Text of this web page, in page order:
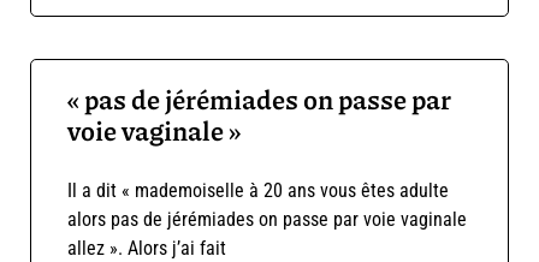
« pas de jérémiades on passe par
voie vaginale »
Il a dit « mademoiselle à 20 ans vous êtes adulte
alors pas de jérémiades on passe par voie vaginale
allez ». Alors j’ai fait